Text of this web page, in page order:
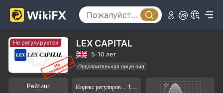
Не регулируется LEX CAPITAL
5-10 лет
Подозрительная лицензия
Регион деятельности подозрителен
Высокие потенциальные риски
Рейтинг
0
2
3
4
5
1
2
3
4